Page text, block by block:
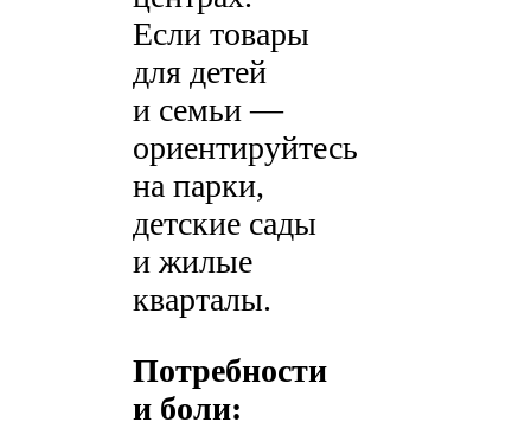
Если товары
для детей
и семьи —
ориентируйтесь
на парки,
детские сады
и жилые
кварталы.
Потребности
и боли: